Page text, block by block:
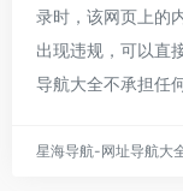
录时，该网页上的
出现违规，可以直
导航大全不承担任
星海导航-网址导航大